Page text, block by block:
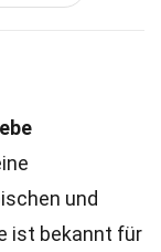
und
ist bekannt für